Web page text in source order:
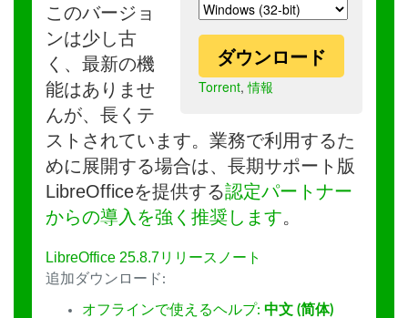
ダウンロード
Torrent,情報
このバージョ
ンは少し古
く、最新の機
能はありませ
んが、長くテ
ストされています。業務で利用するた
めに展開する場合は、長期サポート版
LibreOfficeを提供する認定パートナー
からの導入を強く推奨します。
LibreOffice 25.8.7リリースノート
追加ダウンロード:
オフラインで使えるヘルプ: 中文 (简体)